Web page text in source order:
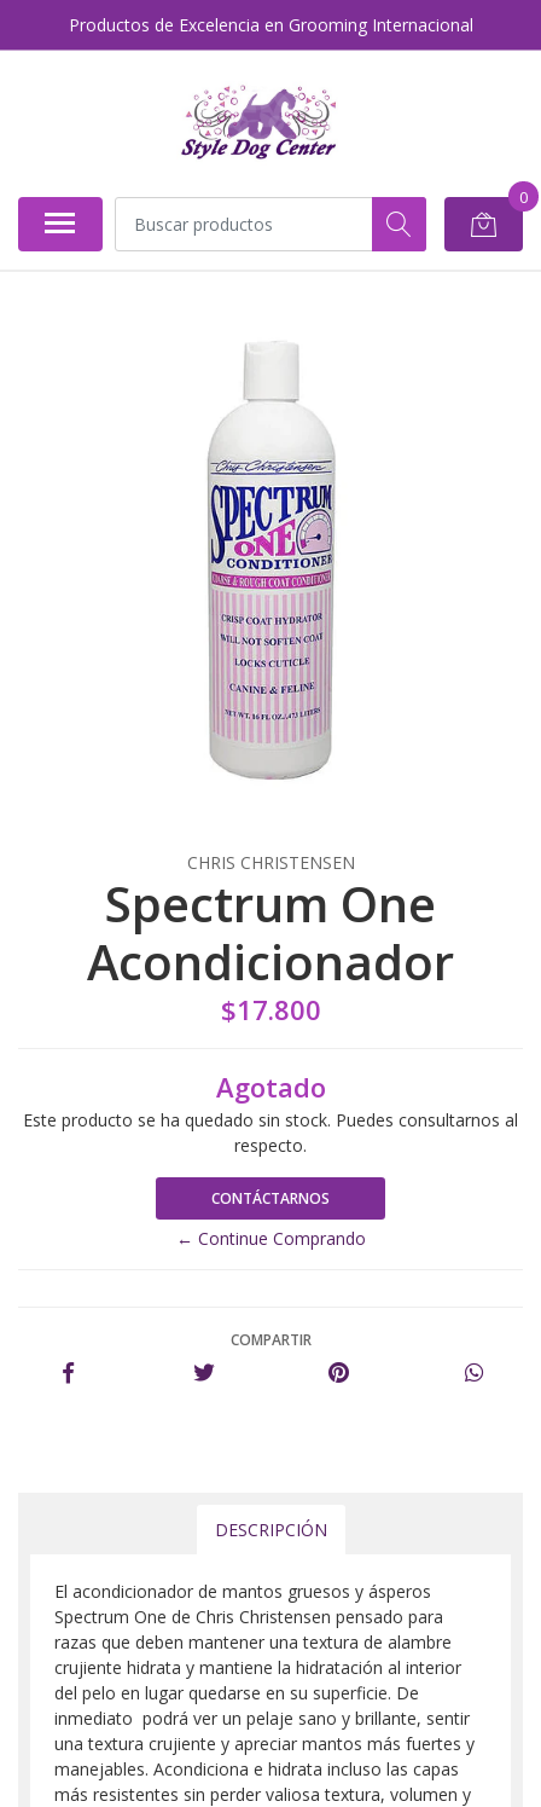
Productos de Excelencia en Grooming Internacional
0
CHRIS CHRISTENSEN
Spectrum One
Acondicionador
$17.800
Agotado
Este producto se ha quedado sin stock. Puedes consultarnos al
respecto.
CONTÁCTARNOS
← Continue Comprando
COMPARTIR
DESCRIPCIÓN
El acondicionador de mantos gruesos y ásperos
Spectrum One de Chris Christensen pensado para
razas que deben mantener una textura de alambre
crujiente hidrata y mantiene la hidratación al interior
del pelo en lugar quedarse en su superficie. De
inmediato podrá ver un pelaje sano y brillante, sentir
una textura crujiente y apreciar mantos más fuertes y
manejables. Acondiciona e hidrata incluso las capas
más resistentes sin perder valiosa textura, volumen y